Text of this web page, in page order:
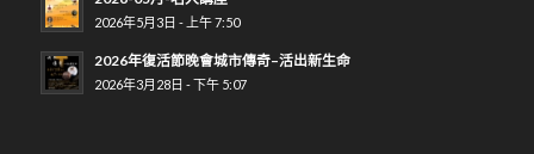
2026年5月3日 - 上午 7:50
2026年復活節晚會城市傳奇–活出新生命
2026年3月28日 - 下午 5:07